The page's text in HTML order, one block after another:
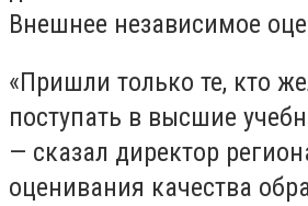
Внешнее независимое
«Пришли только те, кто
поступать в высшие
— сказал директор
оценивания качества